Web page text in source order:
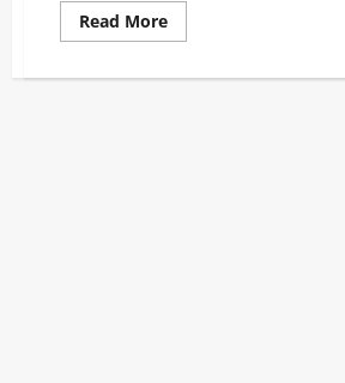
Read MoreRead
more
Royalti